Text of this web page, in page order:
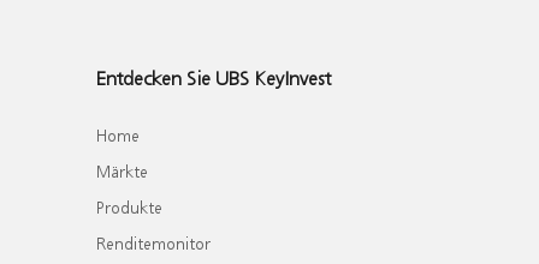
Entdecken Sie UBS KeyInvest
Home
Märkte
Produkte
Renditemonitor